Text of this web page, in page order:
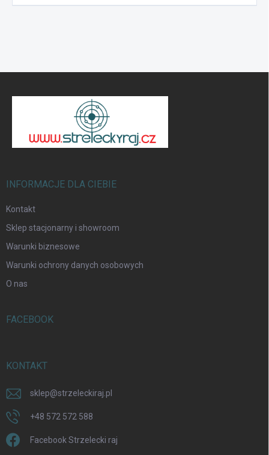
INFORMACJE DLA CIEBIE
Kontakt
Sklep stacjonarny i showroom
Warunki biznesowe
Warunki ochrony danych osobowych
O nas
FACEBOOK
KONTAKT
sklep@strzeleckiraj.pl
+48 572 572 588
Facebook Strzelecki raj